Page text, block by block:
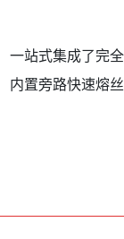
一站式集成了完
内置旁路快速熔